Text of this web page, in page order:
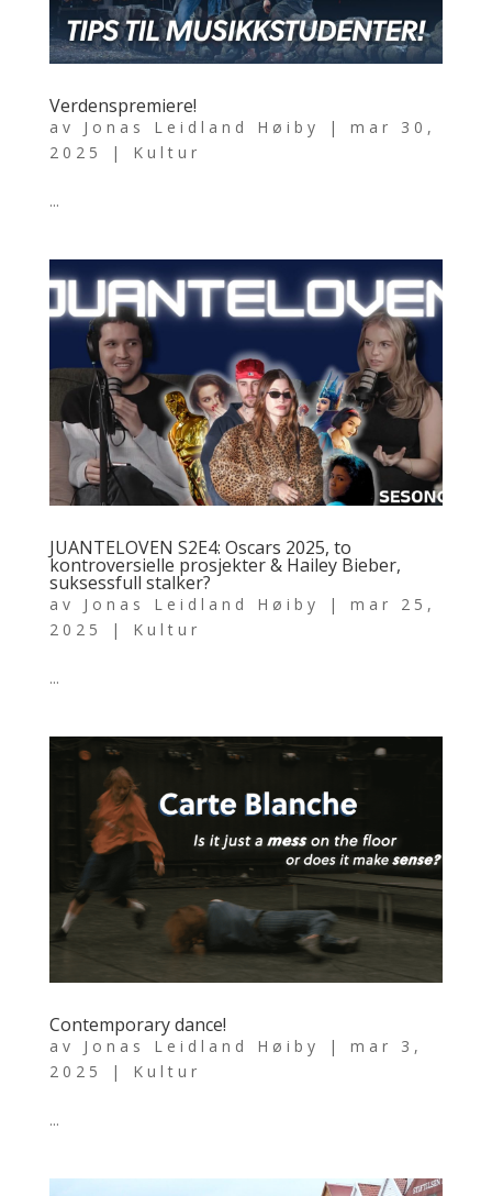
Verdenspremiere!
av Jonas Leidland Høiby | mar 30,
2025
| Kultur
...
JUANTELOVEN S2E4: Oscars 2025, to
kontroversielle prosjekter & Hailey Bieber,
suksessfull stalker?
av Jonas Leidland Høiby | mar 25,
2025
| Kultur
...
Contemporary dance!
av Jonas Leidland Høiby | mar 3,
2025
| Kultur
...